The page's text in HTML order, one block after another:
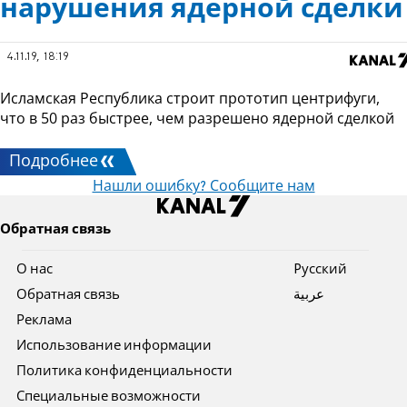
нарушения ядерной сделки
4.11.19, 18:19
Исламская Республика строит прототип центрифуги,
что в 50 раз быстрее, чем разрешено ядерной сделкой
Подробнее
Нашли ошибку? Сообщите нам
Обратная связь
О нас
Обратная связь
Реклама
Использование информации
Политика конфиденциальности
Специальные возможности
Pусский
عربية